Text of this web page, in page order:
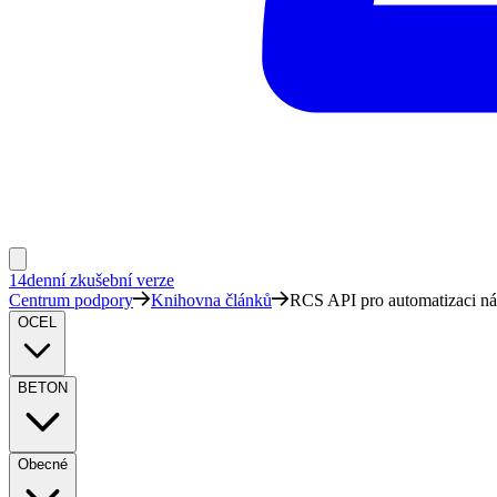
14denní zkušební verze
Centrum podpory
Knihovna článků RCS API pro automatizaci
OCEL
BETON
Obecné